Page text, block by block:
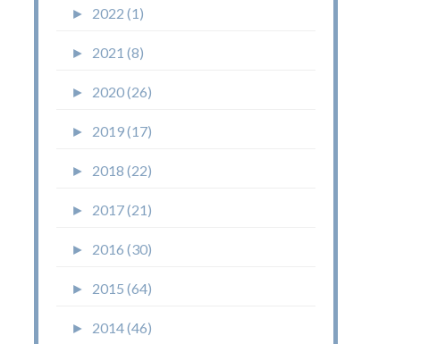
► 2022 (1)
► 2021 (8)
► 2020 (26)
► 2019 (17)
► 2018 (22)
► 2017 (21)
► 2016 (30)
► 2015 (64)
► 2014 (46)